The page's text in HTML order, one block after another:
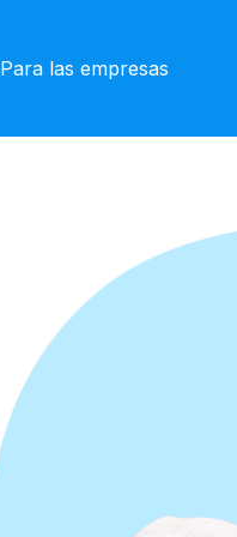
Para las empresas